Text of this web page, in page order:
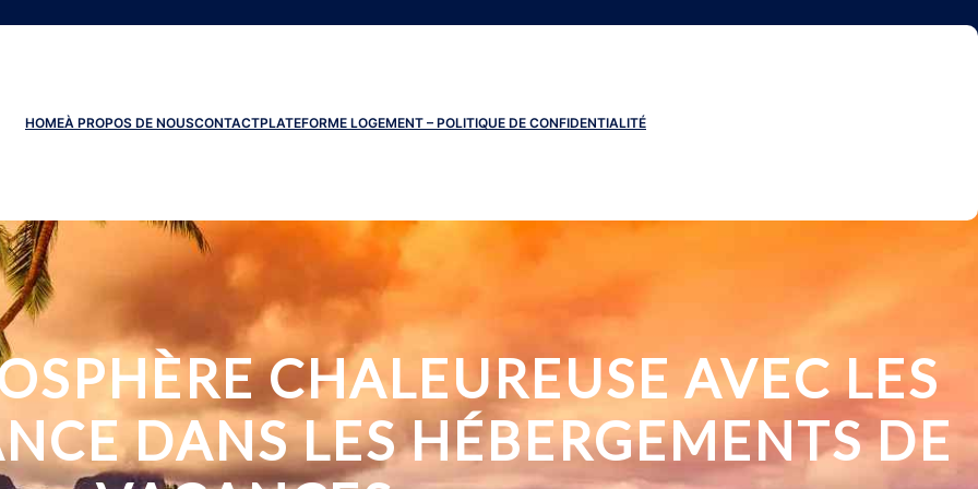
HOMEÀ PROPOS DE NOUSCONTACTPLATEFORME LOGEMENT – POLITIQUE DE CONFIDENTIALITÉ
CHALEUREUSE AVEC LES
DANS LES HÉBERGEMENTS DE